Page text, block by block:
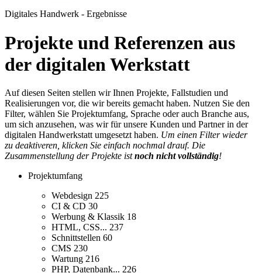
Digitales Handwerk - Ergebnisse
Projekte und Referenzen aus
der digitalen Werkstatt
Auf diesen Seiten stellen wir Ihnen Projekte, Fallstudien und
Realisierungen vor, die wir bereits gemacht haben. Nutzen Sie den
Filter, wählen Sie Projektumfang, Sprache oder auch Branche aus,
um sich anzusehen, was wir für unsere Kunden und Partner in der
digitalen Handwerkstatt umgesetzt haben. Um einen Filter wieder
zu deaktiveren, klicken Sie einfach nochmal drauf. Die
Zusammenstellung der Projekte istnoch nicht vollständig!
Projektumfang
Webdesign 225
CI & CD 30
Werbung & Klassik 18
HTML, CSS... 237
Schnittstellen 60
CMS 230
Wartung 216
PHP, Datenbank... 226